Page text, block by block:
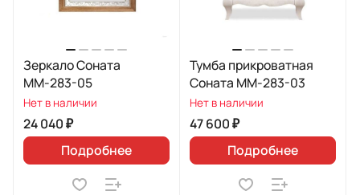
Зеркало Соната
ММ-283-05
Нет в наличии
24 040 ₽
Подробнее
Тумба прикроватная
Соната ММ-283-03
Нет в наличии
47 600 ₽
Подробнее